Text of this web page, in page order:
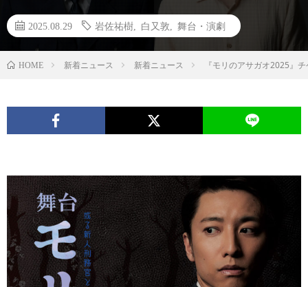
2025.08.29 岩佐祐樹 白又敦 舞台・演劇
HOME 新着ニュース 新着ニュース 『モリのアサガオ2025』